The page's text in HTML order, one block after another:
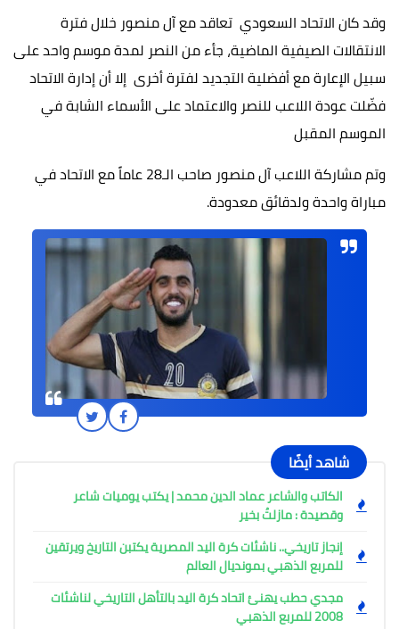
وقد كان الاتحاد السعودي تعاقد مع آل منصور خلال فترة
الانتقالات الصيفية الماضية، جأء من النصر لمدة موسم واحد على
سبيل الإعارة مع أفضلية التجديد لفترة أخرى إلا أن إدارة الاتحاد
فضّلت عودة اللاعب للنصر والاعتماد على الأسماء الشابة في
الموسم المقبل
وتم مشاركة اللاعب آل منصور صاحب الـ28 عاماً مع الاتحاد في
مباراة واحدة ولدقائق معدودة.
شاهد أيضًا
الكاتب والشاعر عماد الدين محمد | يكتب يوميات شاعر
وقصيدة : مازلتُ بخير
إنجاز تاريخي.. ناشئات كرة اليد المصرية يكتبن التاريخ ويرتقين
للمربع الذهبي بمونديال العالم
مجدي حطب يهنئ اتحاد كرة اليد بالتأهل التاريخي لناشئات
2008 للمربع الذهبي